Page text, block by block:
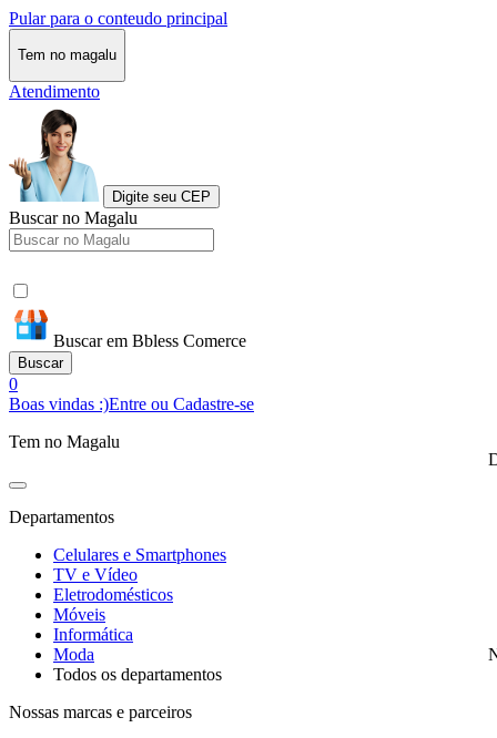
Pular para o conteudo principal
Tem no magalu
Atendimento
Digite seu CEP
Buscar no Magalu
Buscar em Bbless Comerce
Buscar
0
Boas vindas :)Entre ou Cadastre-se
Tem no Magalu
Departamentos
Celulares e Smartphones
TV e Vídeo
Eletrodomésticos
Móveis
Informática
Moda
Todos os departamentos
Nossas marcas e parceiros